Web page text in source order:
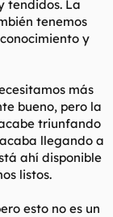
tendidos. La
tenemos
y
más
bueno, pero la
triunfando
llegando a
ahí disponible
listos.
esto no es un